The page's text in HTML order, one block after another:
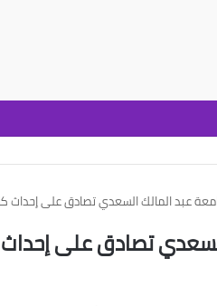
عبد المالك السعدي تصادق على إحداث
تصادق على إحداث